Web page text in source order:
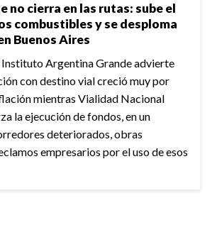
no cierra en las rutas: sube el
combustibles y se desploma
Buenos Aires
Argentina Grande advierte
con destino vial creció muy por
mientras Vialidad Nacional
la ejecución de fondos, en un
deteriorados, obras
empresarios por el uso de esos